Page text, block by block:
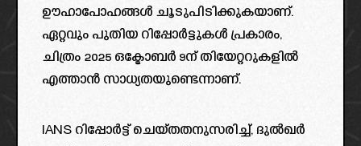
ഊഹാപോഹങ്ങൾ ചൂടുപിടിക്കുകയാണ്.
ഏറ്റവും പുതിയ റിപ്പോർട്ടുകൾ പ്രകാരം,
ചിത്രം 2025 ഒക്ടോബർ 9ന് തിയേറ്ററുകളിൽ
എത്താൻ സാധ്യതയുണ്ടെന്നാണ്.
IANS റിപ്പോർട്ട് ചെയ്തതനുസരിച്ച്, ദുൽഖർ